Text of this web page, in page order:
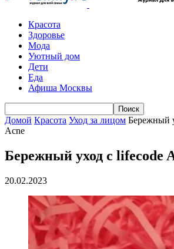
Красота
Здоровье
Мода
Уютный дом
Дети
Еда
Афиша Москвы
Домой Красота Уход за лицом Бережный
Acne
Бережный уход с lifecode
20.02.2023